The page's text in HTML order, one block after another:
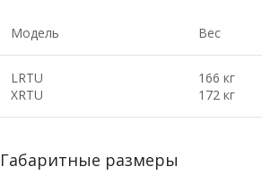
Модель Вес
LRTU
XRTU
166 кг
172 кг
Габаритные размеры